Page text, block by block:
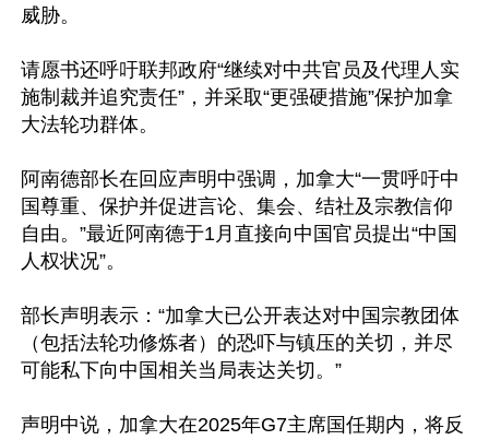
威胁。
请愿书还呼吁联邦政府“继续对中共官员及代理人实
施制裁并追究责任”，并采取“更强硬措施”保护加拿
大法轮功群体。
阿南德部长在回应声明中强调，加拿大“一贯呼吁中
国尊重、保护并促进言论、集会、结社及宗教信仰
自由。”最近阿南德于1月直接向中国官员提出“中国
人权状况”。
部长声明表示：“加拿大已公开表达对中国宗教团体
（包括法轮功修炼者）的恐吓与镇压的关切，并尽
可能私下向中国相关当局表达关切。”
声明中说，加拿大在2025年G7主席国任期内，将反